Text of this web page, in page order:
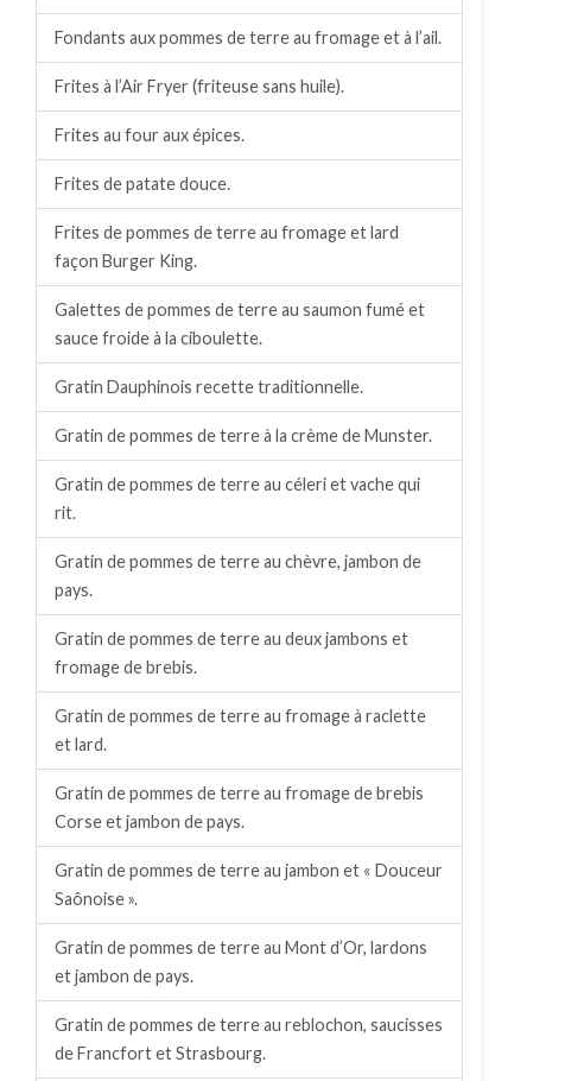
Fondants aux pommes de terre au fromage et à l’ail.
Frites à l’Air Fryer (friteuse sans huile).
Frites au four aux épices.
Frites de patate douce.
Frites de pommes de terre au fromage et lard
façon Burger King.
Galettes de pommes de terre au saumon fumé et
sauce froide à la ciboulette.
Gratin Dauphinois recette traditionnelle.
Gratin de pommes de terre à la crème de Munster.
Gratin de pommes de terre au céleri et vache qui
rit.
Gratin de pommes de terre au chèvre, jambon de
pays.
Gratin de pommes de terre au deux jambons et
fromage de brebis.
Gratin de pommes de terre au fromage à raclette
et lard.
Gratin de pommes de terre au fromage de brebis
Corse et jambon de pays.
Gratin de pommes de terre au jambon et « Douceur
Saônoise ».
Gratin de pommes de terre au Mont d’Or, lardons
et jambon de pays.
Gratin de pommes de terre au reblochon, saucisses
de Francfort et Strasbourg.